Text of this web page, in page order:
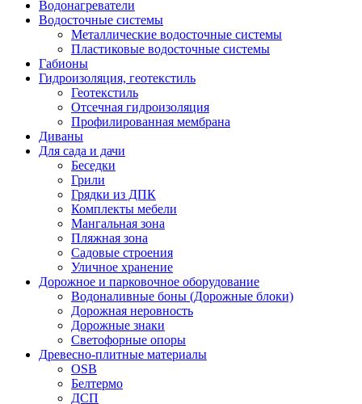
Водонагреватели
Водосточные системы
Металлические водосточные системы
Пластиковые водосточные системы
Габионы
Гидроизоляция, геотекстиль
Геотекстиль
Отсечная гидроизоляция
Профилированная мембрана
Диваны
Для сада и дачи
Беседки
Грили
Грядки из ДПК
Комплекты мебели
Мангальная зона
Пляжная зона
Садовые строения
Уличное хранение
Дорожное и парковочное оборудование
Водоналивные боны (Дорожные блоки)
Дорожная неровность
Дорожные знаки
Светофорные опоры
Древесно-плитные материалы
OSB
Белтермо
ДСП